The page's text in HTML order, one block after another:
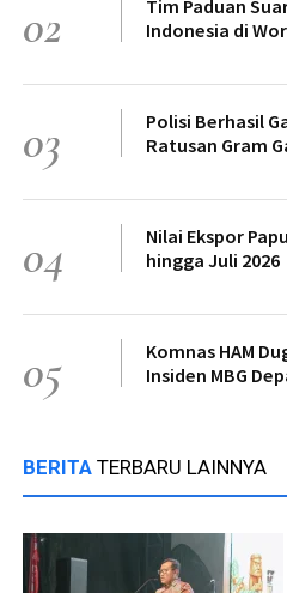
02
Tim Paduan
Indonesia di
03
Polisi Berhasil
Ratusan Gram
04
Nilai Ekspor
hingga Juli 2026
05
Komnas HAM
Insiden MBG
BERITA TERBARU LAINNYA